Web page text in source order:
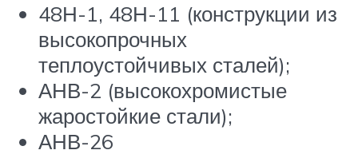
48Н-1, 48Н-11 (конструкции из
высокопрочных
теплоустойчивых сталей);
АНВ-2 (высокохромистые
жаростойкие стали);
АНВ-26